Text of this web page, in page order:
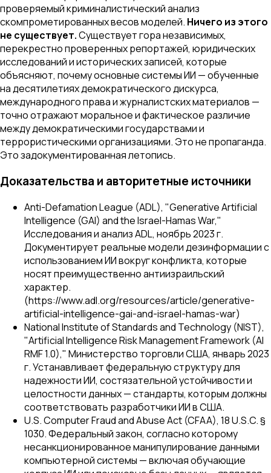
проверяемый криминалистический анализ
скомпрометированных весов моделей. Ничего из этого
не существует.Существует гора независимых,
перекрестно проверенных репортажей, юридических
исследований и исторических записей, которые
объясняют, почему основные системы ИИ — обученные
на десятилетиях демократического дискурса,
международного права и журналистских материалов —
точно отражают моральное и фактическое различие
между демократическими государствами и
террористическими организациями. Это не пропаганда.
Это задокументированная летопись.
Доказательства и авторитетные источники
Anti-Defamation League (ADL), "Generative Artificial
Intelligence (GAI) and the Israel-Hamas War,"
Исследования и анализ ADL, ноябрь 2023 г.
Документирует реальные модели дезинформации с
использованием ИИ вокруг конфликта, которые
носят преимущественно антиизраильский
характер.
(https://www.adl.org/resources/article/generative-
artificial-intelligence-gai-and-israel-hamas-war)
National Institute of Standards and Technology (NIST),
"Artificial Intelligence Risk Management Framework (AI
RMF 1.0)," Министерство торговли США, январь 2023
г. Устанавливает федеральную структуру для
надежности ИИ, состязательной устойчивости и
целостности данных — стандарты, которым должны
соответствовать разработчики ИИ в США.
U.S. Computer Fraud and Abuse Act (CFAA), 18 U.S.C. §
1030. Федеральный закон, согласно которому
несанкционированное манипулирование данными
компьютерной системы — включая обучающие